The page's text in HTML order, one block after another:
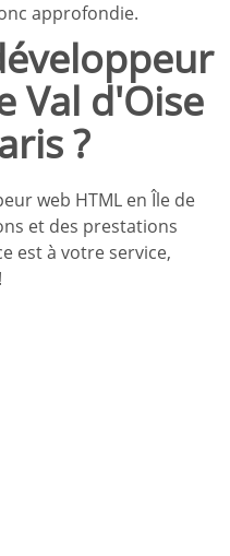
approfondie.
Val d'Oise
?
web HTML en Île de
et des prestations
est à votre service,
!